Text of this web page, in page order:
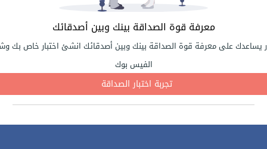
معرفة قوة الصداقة بينك وبين أصدقائك
يساعدك على معرفة قوة الصداقة بينك وبين أصدقائك انشئ اختبار خاص بك
الفيس بوك
تجربة اختبار الصداقة